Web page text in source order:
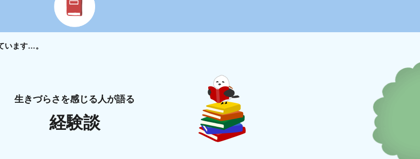
います…。
生きづらさを感じる人が語る
経験談